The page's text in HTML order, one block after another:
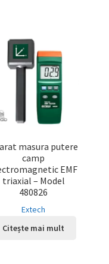
masura putere
camp
EMF
triaxial – Model
480826
Extech
Citește mai mult